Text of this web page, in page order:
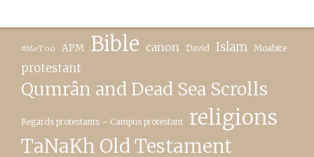
#MeToo APM Bible canon David Islam Moabite
protestant
Qumrân and Dead Sea Scrolls
Regards protestants – Campus protestant religions
TaNaKh Old Testament